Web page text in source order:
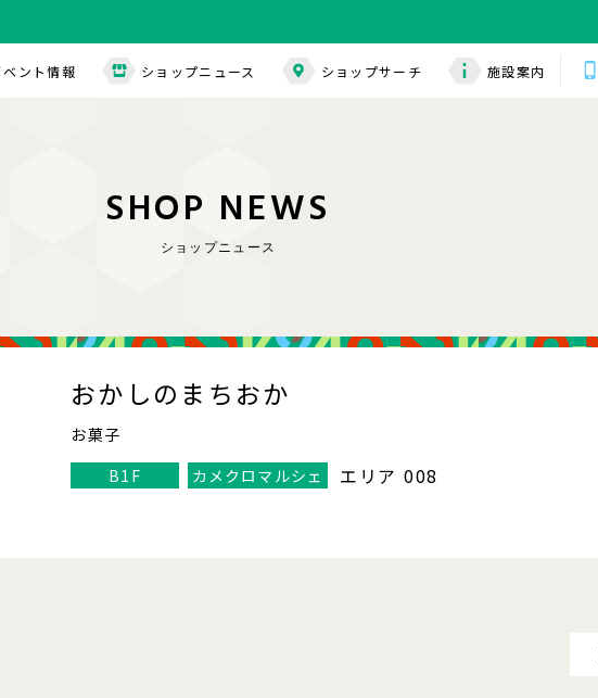
ベント情報 ショップニュース ショップサーチ 施設案内
SHOP NEWS
ショップニュース
おかしのまちおか
お菓子
B1F
カメクロマルシェ エリア 008